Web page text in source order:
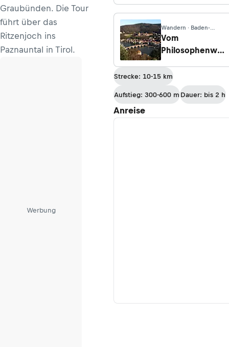
Graubünden. Die Tour
führt über das
Ritzenjoch ins
Paznauntal in Tirol.
Werbung
zur Heidelberger
Hütte
Wandern · Baden-
Württemberg
Vom
Philosophenweg
Heidelberg
Strecke: 10-15 km
Aufstieg: 300-600 m Dauer: bis 2 h
Anreise